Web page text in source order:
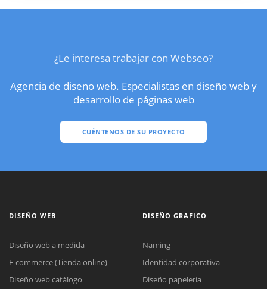
¿Le interesa trabajar con Webseo?
Agencia de diseno web. Especialistas en diseño web y
desarrollo de páginas web
CUÉNTENOS DE SU PROYECTO
DISEÑO WEB
Diseño web a medida
E-commerce (Tienda online)
Diseño web catálogo
DISEÑO GRAFICO
Naming
Identidad corporativa
Diseño papelería